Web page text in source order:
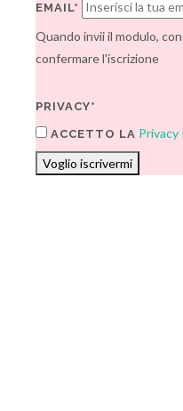
EMAIL*
Quando invii il modulo,
confermare l'iscrizione
PRIVACY*
ACCETTO LA Privacy
Voglio iscrivermi